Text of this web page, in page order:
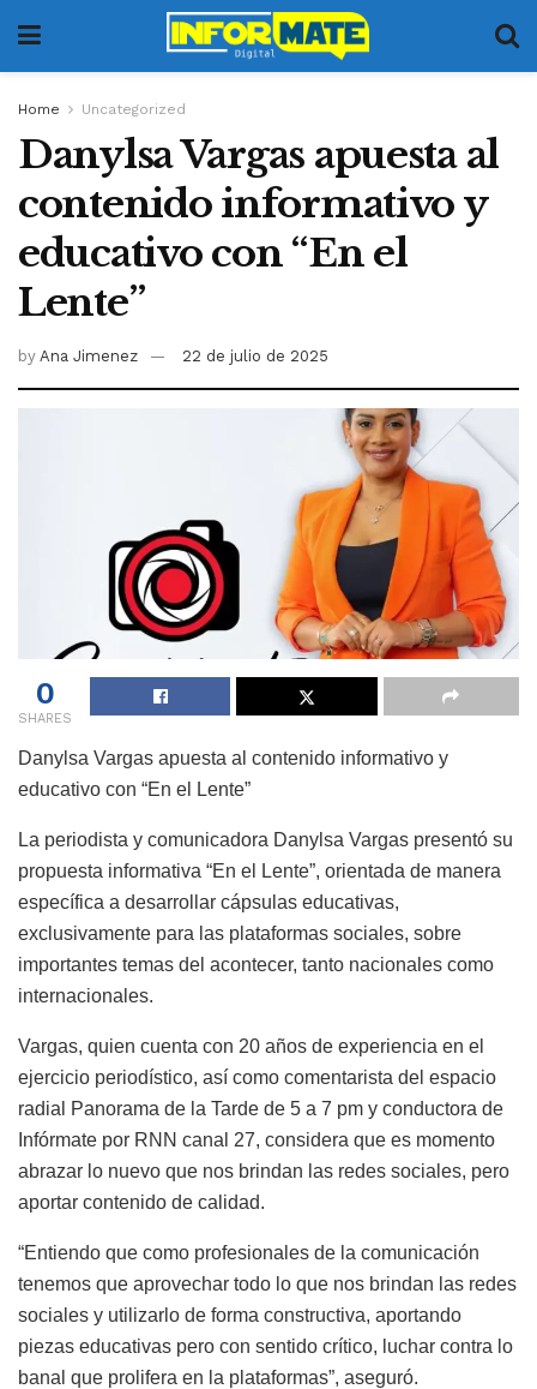
Home Uncategorized
Danylsa Vargas apuesta al
contenido informativo y
educativo con “En el
Lente”
by Ana Jimenez 22 de julio de 2025
0
SHARES
Danylsa Vargas apuesta al contenido informativo y
educativo con “En el Lente”
La periodista y comunicadora Danylsa Vargas presentó su
propuesta informativa “En el Lente”, orientada de manera
específica a desarrollar cápsulas educativas,
exclusivamente para las plataformas sociales, sobre
importantes temas del acontecer, tanto nacionales como
internacionales.
Vargas, quien cuenta con 20 años de experiencia en el
ejercicio periodístico, así como comentarista del espacio
radial Panorama de la Tarde de 5 a 7 pm y conductora de
Infórmate por RNN canal 27, considera que es momento
abrazar lo nuevo que nos brindan las redes sociales, pero
aportar contenido de calidad.
“Entiendo que como profesionales de la comunicación
tenemos que aprovechar todo lo que nos brindan las redes
sociales y utilizarlo de forma constructiva, aportando
piezas educativas pero con sentido crítico, luchar contra lo
banal que prolifera en la plataformas”, aseguró.